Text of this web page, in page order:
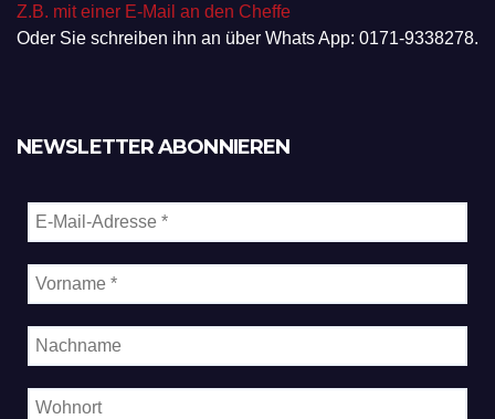
Z.B. mit einer E-Mail an den Cheffe
Oder Sie schreiben ihn an über Whats App: 0171-9338278.
NEWSLETTER ABONNIEREN